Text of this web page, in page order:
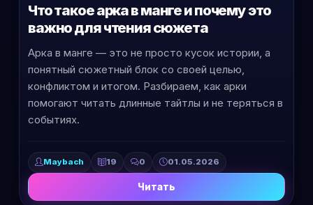
Что такое арка в манге и почему это
важно для чтения сюжета
Арка в манге — это не просто кусок истории, а
понятный сюжетный блок со своей целью,
конфликтом и итогом. Разбираем, как арки
помогают читать длинные тайтлы и не теряться в
событиях.
Maybach 19 0 01.05.2026
Читать